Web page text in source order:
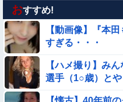
【画像】プールに来てた水
【動画】中国の『上級の暮ら
【画像】プールで水着が脱
ｗｗｗ
【衝撃】ガチで『意識高い
おすすめ!
【動画像】『本
すぎる・・・
【ハメ撮り】み
選手（1○歳）と